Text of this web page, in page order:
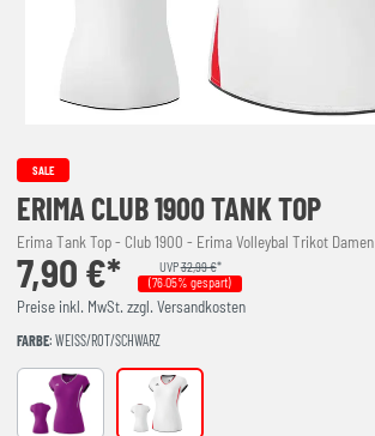
SALE
ERIMA CLUB 1900 TANK TOP
Erima Tank Top - Club 1900 - Erima Volleybal Trikot Damen
7,90 €* UVP32,99 €*
(76.05% gespart)
Preise inkl. MwSt. zzgl. Versandkosten
FARBE: WEISS/ROT/SCHWARZ
purple/weiß/schwarzweiß/rot/schwarz